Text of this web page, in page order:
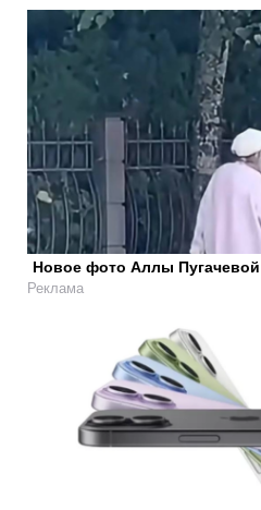
Новое фото Аллы
Реклама